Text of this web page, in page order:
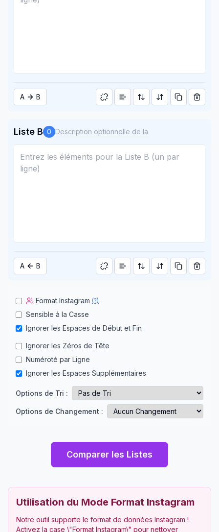
A B
Liste B 0
A B
Format Instagram (?)
Sensible à la Casse
Ignorer les Espaces de Début et Fin
Ignorer les Zéros de Tête
Numéroté par Ligne
Ignorer les Espaces Supplémentaires
Options de Tri :
Options de Changement :
Comparer les Listes
Utilisation du Mode Format Instagram
Notre outil supporte le format de données Instagram !
Activez la case \"Format Instagram\" pour nettoyer